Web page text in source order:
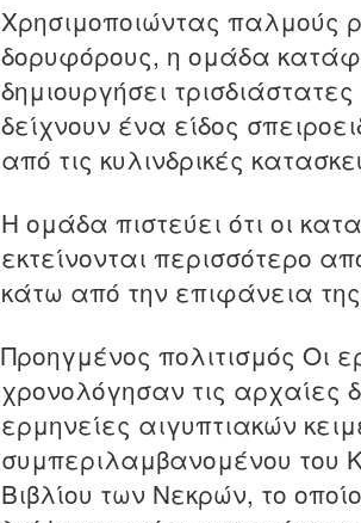
Χρησιμοποιώντας παλμούς
δορυφόρους, η ομάδα
δημιουργήσει
δείχνουν ένα είδος
από τις κυλινδρικές
Η ομάδα πιστεύει ότι οι
εκτείνονται περισσότερο
κάτω από την επιφάνεια
Προηγμένος πολιτισμός Οι
χρονολόγησαν τις αρχαίες
ερμηνείες αιγυπτιακών
συμπεριλαμβανομένου του
Βιβλίου των Νεκρών, το